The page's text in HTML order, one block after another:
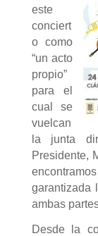
este
conciert
o como
“un acto
propio”
para el
cual se
vuelcan
la junta
Presidente,
garantizada
ambas
Desde la